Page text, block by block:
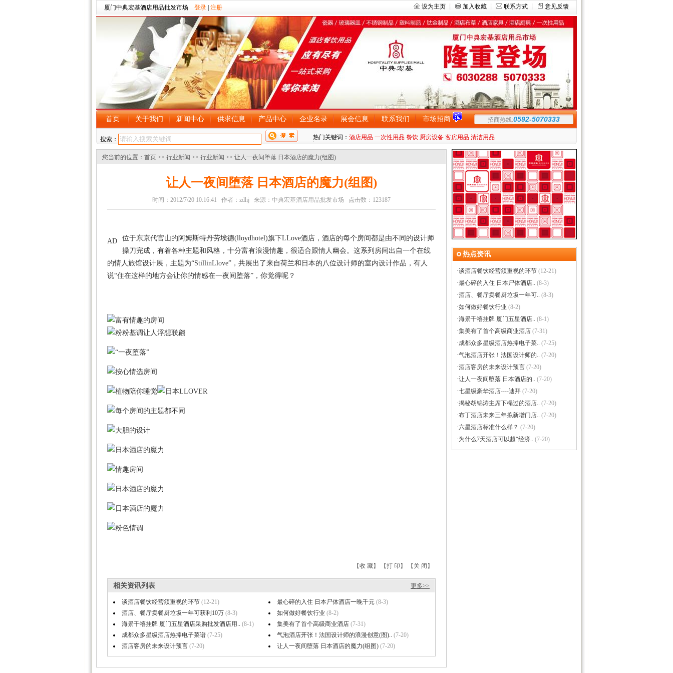
厦门中典宏基酒店用品批发市场 登录 注册 设为主页 ┊ 加入收藏 ┊ 联系方式 ┊ 意见反馈
首页 关于我们 新闻中心 供求信息 产品中心 企业名录 展会信息 联系我们 市场招商 招商热线:0592-5070333
搜索： 热门关键词： 酒店用品 一次性用品 餐饮 厨房设备 客房用品 清洁用品
您当前的位置： 首页 >> 行业新闻 >> 行业新闻 >> 让人一夜间堕落 日本酒店的魔力(组图)
让人一夜间堕落 日本酒店的魔力(组图)
时间：2012/7/20 10:16:41 作者：zdhj 来源：中典宏基酒店用品批发市场 点击数：123187
AD 位于东京代官山的阿姆斯特丹劳埃德(lloydhotel)旗下LLove酒店 ， 酒店的每个房间都是由不同的设计师
操刀完成，有着各种主题和风格，十分富有浪漫情趣，很适合跟情人幽会。这系列房间出自一个在线
的情人旅馆设计展，主题为“StillinLlove”，共展出了来自荷兰和日本的八位设计师的室内设计作品，有人
说“住在这样的地方会让你的情感在一夜间堕落”，你觉得呢？
【收 藏】 【打 印】 【关 闭】
更多>>
相关资讯列表
谈酒店餐饮经营须重视的环节 (12-21) 最心碎的入住 日本尸体酒店一晚千元 (8-3)
酒店、餐厅卖餐厨垃圾一年可获利10万 (8-3) 如何做好餐饮行业 (8-2)
海景千禧挂牌 厦门五星酒店采购批发酒店用.. (8-1) 集美有了首个高级商业酒店 (7-31)
成都众多星级酒店热捧电子菜谱 (7-25) 气泡酒店开张！法国设计师的浪漫创意(图).. (7-20)
酒店客房的未来设计预言 (7-20) 让人一夜间堕落 日本酒店的魔力(组图) (7-20)
热点资讯
·谈酒店餐饮经营须重视的环节 (12-21)
·最心碎的入住 日本尸体酒店.. (8-3)
·酒店、餐厅卖餐厨垃圾一年可.. (8-3)
·如何做好餐饮行业 (8-2)
·海景千禧挂牌 厦门五星酒店.. (8-1)
·集美有了首个高级商业酒店 (7-31)
·成都众多星级酒店热捧电子菜.. (7-25)
·气泡酒店开张！法国设计师的.. (7-20)
·酒店客房的未来设计预言 (7-20)
·让人一夜间堕落 日本酒店的.. (7-20)
·七星级豪华酒店----迪拜 (7-20)
·揭秘胡锦涛主席下榻过的酒店.. (7-20)
·布丁酒店未来三年拟新增门店.. (7-20)
·六星酒店标准什么样？ (7-20)
·为什么7天酒店可以越“经济.. (7-20)